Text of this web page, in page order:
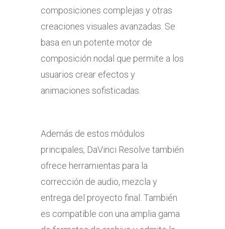
composiciones complejas y otras
creaciones visuales avanzadas. Se
basa en un potente motor de
composición nodal que permite a los
usuarios crear efectos y
animaciones sofisticadas.
Además de estos módulos
principales, DaVinci Resolve también
ofrece herramientas para la
corrección de audio, mezcla y
entrega del proyecto final. También
es compatible con una amplia gama